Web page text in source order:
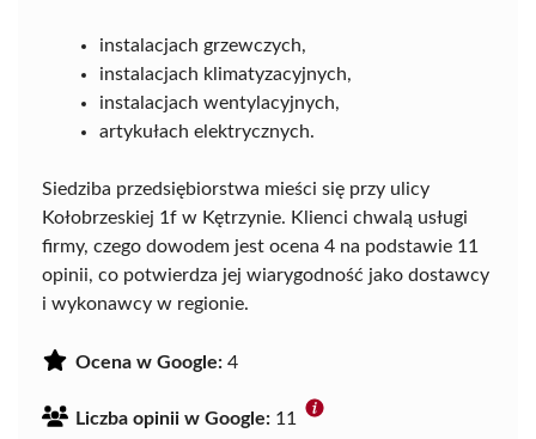
instalacjach grzewczych,
instalacjach klimatyzacyjnych,
instalacjach wentylacyjnych,
artykułach elektrycznych.
Siedziba przedsiębiorstwa mieści się przy ulicy
Kołobrzeskiej 1f w Kętrzynie. Klienci chwalą usługi
firmy, czego dowodem jest ocena 4 na podstawie 11
opinii, co potwierdza jej wiarygodność jako dostawcy
i wykonawcy w regionie.
Ocena w Google: 4
Liczba opinii w Google: 11